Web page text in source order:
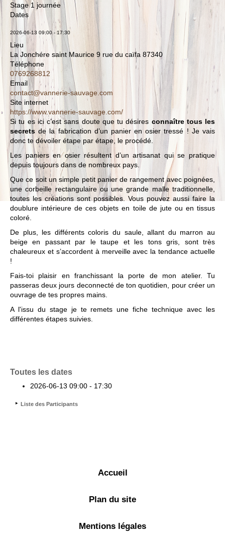
Stage 1 journée
Dates
2026-06-13 09:00-17:30
Lieu
La Jonchére saint Maurice 9 rue du caïfa 87340
Téléphone
0769268812
Email
contact@vannerie-sauvage.com
Site internet
https://www.vannerie-sauvage.com/
Si tu es ici c’est sans doute que tu désires connaître tous les
secretsde la fabrication d’un panier en osier tressé ! Je vais
donc te dévoiler étape par étape, le procédé.
Les paniers en osier résultent d’un artisanat qui se pratique
depuis toujours dans de nombreux pays.
Que ce soit un simple petit panier de rangement avec poignées,
une corbeille rectangulaire ou une grande malle traditionnelle,
toutes les créations sont possibles. Vous pouvez aussi faire la
doublure intérieure de ces objets en toile de jute ou en tissus
coloré.
De plus, les différents coloris du saule, allant du marron au
beige en passant par le taupe et les tons gris, sont très
chaleureux et s’accordent à merveille avec la tendance actuelle
!
Fais-toi plaisir en franchissant la porte de mon atelier. Tu
passeras deux jours deconnecté de ton quotidien, pour créer un
ouvrage de tes propres mains.
A l'issu du stage je te remets une fiche technique avec les
différentes étapes suivies.
Toutes les dates
2026-06-13 09:00 - 17:30
Liste des Participants
Accueil
Plan du site
Mentions légales